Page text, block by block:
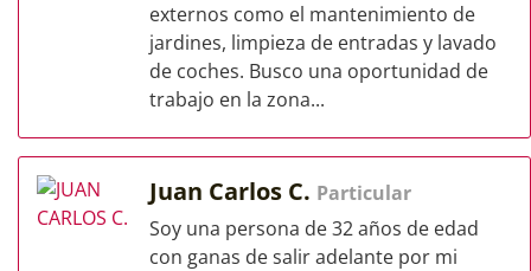
externos como el mantenimiento de
jardines, limpieza de entradas y lavado
de coches. Busco una oportunidad de
trabajo en la zona...
Juan Carlos C. Particular
Soy una persona de 32 años de edad
con ganas de salir adelante por mi